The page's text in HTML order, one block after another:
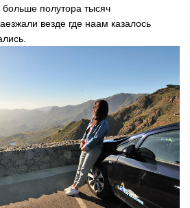
полутора тысяч
везде где наам казалось